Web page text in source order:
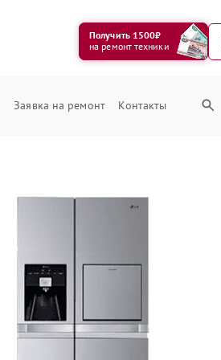
Получить 1500₽
на ремонт техники
Заявка на ремонт Контакты